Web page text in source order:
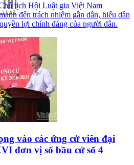
tịch Hội Luật gia Việt Nam
đến trách nhiệm gần dân, hiểu dân
lợi chính đáng của người dân.
vào các ứng cử viên đại
đơn vị số bầu cử số 4